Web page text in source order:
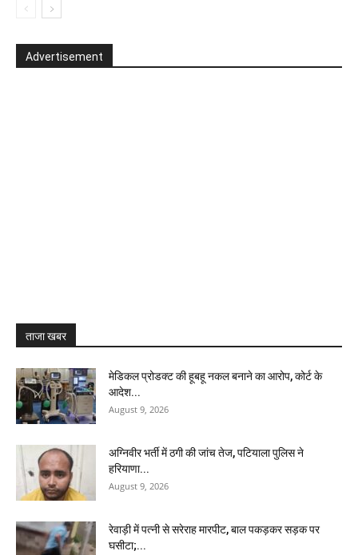
Advertisement
ताजा खबर
मेडिकल प्रोडक्ट की हूबहू नकल बनाने का आरोप, कोर्ट के
आदेश...
August 9, 2026
अग्निवीर भर्ती में ठगी की जांच तेज, पटियाला पुलिस ने
हरियाणा...
August 9, 2026
रेवाड़ी में पत्नी से सरेराह मारपीट, बाल पकड़कर सड़क पर
घसीटा;...